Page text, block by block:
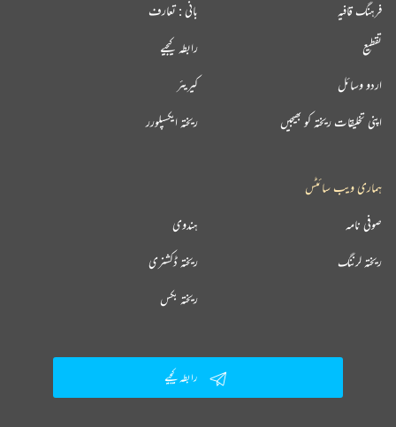
فرہنگ قافیہ
تقطیع
اردو وسائل
اپنی تخلیقات ریختہ کو بھیجیں
بانی : تعارف
رابطہ کیجیے
کیریئر
ریختہ ایکسپلورر
ہماری ویب سائٹس
ہندوی صوفی نامہ
ریختہ ڈکشنری ریختہ لرننگ
ریختہ بکس
رابطہ کیجیے